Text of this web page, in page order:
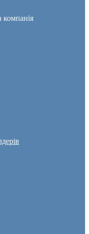
компанія